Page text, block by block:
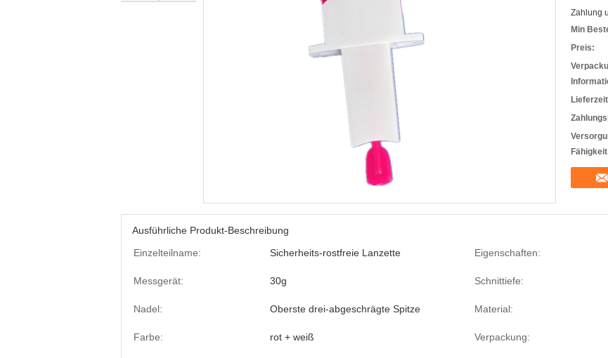
Zahlung
Min
Preis:
Ausführliche Produkt-Beschreibung
Einzelteilname:
Sicherheits-rostfreie Lanzette Eigenschaften:
Messgerät: 30g Schnittiefe:
Nadel: Oberste drei-abgeschrägte Spitze Material:
Farbe: rot + weiß Verpackung: